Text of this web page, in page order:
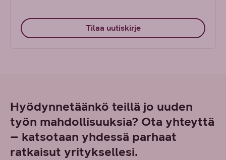
Tilaa uutiskirje
Hyödynnetäänkö teillä jo uuden
työn mahdollisuuksia? Ota yhteyttä
– katsotaan yhdessä parhaat
ratkaisut yrityksellesi.